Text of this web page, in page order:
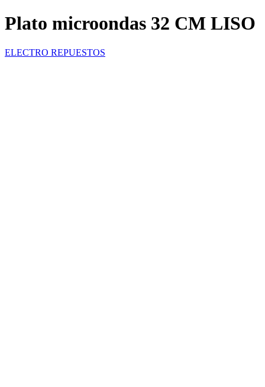
Plato microondas 32 CM LISO
ELECTRO REPUESTOS